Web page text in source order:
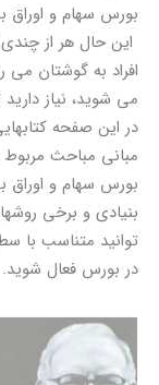
بورس سهام و اوراق
این حال هر از
افراد به گوشتان می
می شوید، نیاز دارید
در این صفحه
مبانی مباحث مربوط
بورس سهام و اوراق
بنیادی و برخی
توانید متناسب با
در بورس فعال شوید.